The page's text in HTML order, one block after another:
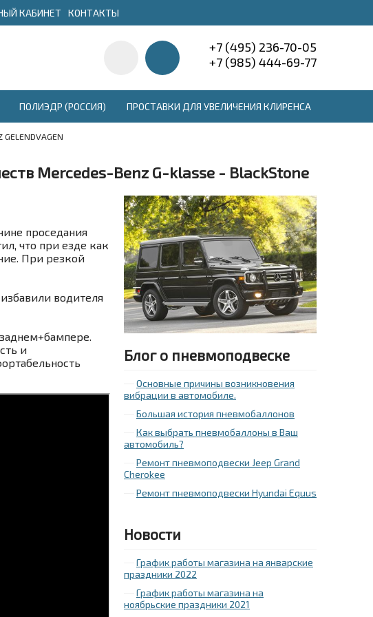
КАБИНЕТ КОНТАКТЫ
+7 (495) 236-70-05
+7 (985) 444-69-77
ПОЛИЭДР (РОССИЯ) ПРОСТАВКИ ДЛЯ УВЕЛИЧЕНИЯ КЛИРЕНСА
Mercedes-Benz G-klasse - BlackStone
проседания
что при езде как
При резкой
водителя
и
Блог о пневмоподвеске
Основные причины возникновения
вибрации в автомобиле.
Большая история пневмобаллонов
Как выбрать пневмобаллоны в Ваш
автомобиль?
Ремонт пневмоподвески Jeep Grand
Cherokee
Ремонт пневмоподвески Hyundai Equus
Новости
График работы магазина на январские
праздники 2022
График работы магазина на
ноябрьские праздники 2021